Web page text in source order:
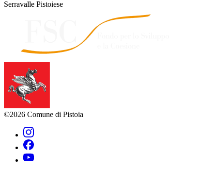
Serravalle Pistoiese
©2026 Comune di Pistoia